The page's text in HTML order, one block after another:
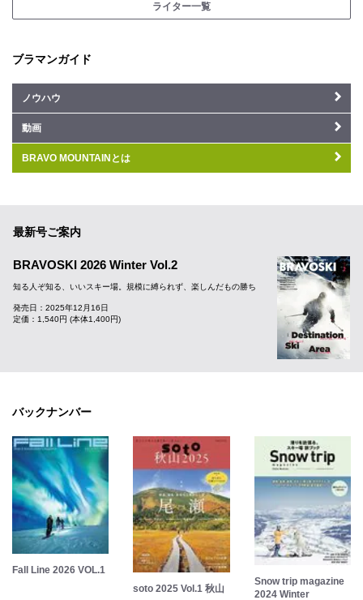
ライター一覧
ブラマンガイド
ノウハウ
動画
BRAVO MOUNTAINとは
最新号ご案内
BRAVOSKI 2026 Winter Vol.2
知る人ぞ知る、いいスキー場。規模に縛られず、楽しんだもの勝ち
発売日：2025年12月16日
定価：1,540円 (本体1,400円)
バックナンバー
Fall Line 2026 VOL.1
soto 2025 Vol.1 秋山
Snow trip magazine
2024 Winter